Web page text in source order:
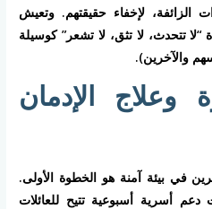
الزائفة، لإخفاء حقيقتهم. وتعيش
“لا تتحدث، لا تثق، لا تشعر” كوسيلة
والآخرين).
وعلاج الإدمان
في بيئة آمنة هو الخطوة الأولى.
أسرية أسبوعية تتيح للعائلات